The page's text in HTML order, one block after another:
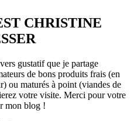
CHRISTINE
gustatif que je partage
de bons produits frais (en
ou maturés à point (viandes de
votre visite. Merci pour votre
mon blog !